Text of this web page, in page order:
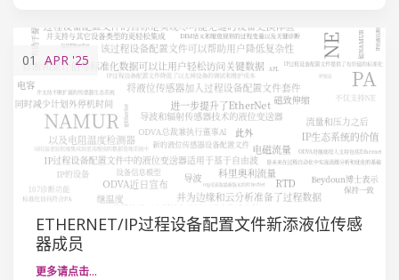
01 APR '25
ETHERNET/IP过程设备配置文件新添液位传感
器成员
更多请点击…